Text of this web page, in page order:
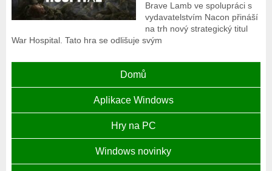
Brave Lamb ve spolupráci s
vydavatelstvím Nacon přináší
na trh nový strategický titul
War Hospital. Tato hra se odlišuje svým
Domů
Aplikace Windows
Hry na PC
Windows novinky